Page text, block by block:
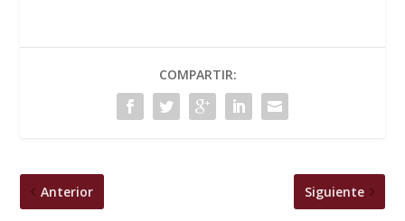
COMPARTIR:
Anterior Siguiente